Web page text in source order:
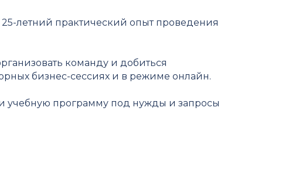
летний практический опыт проведения
команду и добиться
бизнес-сессиях и в режиме онлайн.
учебную программу под нужды и запросы